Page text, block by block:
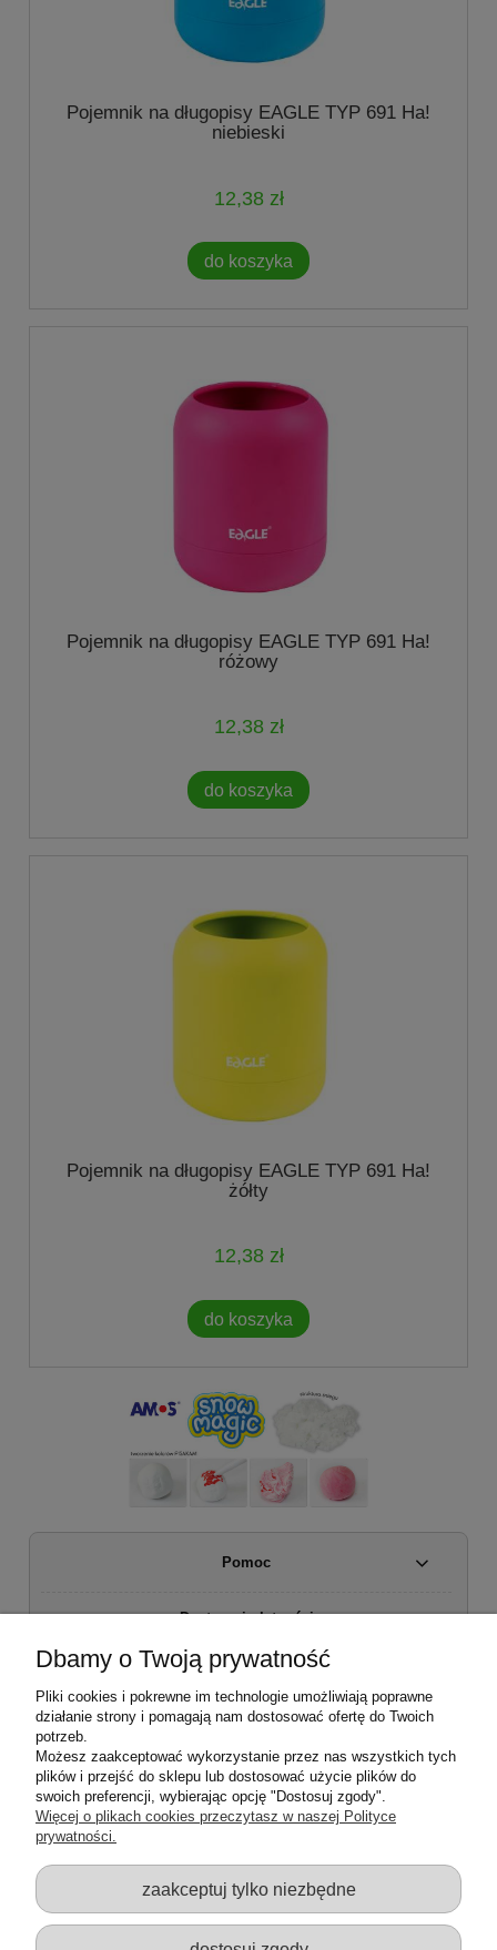
Pojemnik na długopisy EAGLE TYP 691 Ha!
niebieski
12,38 zł
do koszyka
Pojemnik na długopisy EAGLE TYP 691 Ha!
różowy
12,38 zł
do koszyka
Pojemnik na długopisy EAGLE TYP 691 Ha!
żółty
12,38 zł
do koszyka
Pomoc
Dostawa i płatności
Moje konto
Regulamin sklepu
Zwroty i reklamacje
Dbamy o Twoją prywatność
Pliki cookies i pokrewne im technologie umożliwiają poprawne
działanie strony i pomagają nam dostosować ofertę do Twoich
potrzeb.
Możesz zaakceptować wykorzystanie przez nas wszystkich tych
plików i przejść do sklepu lub dostosować użycie plików do
swoich preferencji, wybierając opcję "Dostosuj zgody".
Więcej o plikach cookies przeczytasz w naszej Polityce
prywatności.
zaakceptuj tylko niezbędne